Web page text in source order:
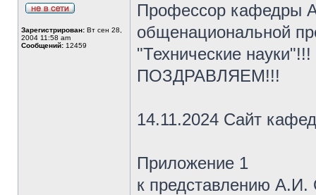
Зарегистрирован: Вт сен 28,
2004 11:58 am
Сообщений: 12459
Профессор кафедры
общенациональной
"Технические науки"!!!
ПОЗДРАВЛЯЕМ!!!
14.11.2024 Сайт
Приложение 1
к представлению А.И.